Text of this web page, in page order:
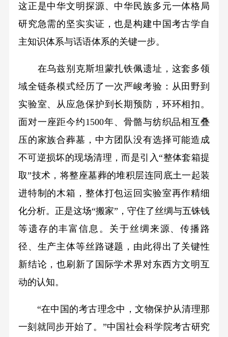
这正是中华文明探源、中华民族多元一体格局
研究急需的坚实实证，也是构建中国考古学自
主知识体系与话语体系的关键一步。
在乌兹别克斯坦蒙扎铁佩遗址，这套多领
域全链条模式经历了一次严峻考验：从田野到
实验室、从应急保护到长期预防，环环相扣。
面对一座距今约1500年、骨骼与纺织品相互叠
压的家族合葬墓，中方团队没有选择可能造成
不可逆损坏的现场清理，而是引入“整体套箱提
取”技术，将整座墓葬的堆积层连同底土一起装
进特制的木箱，整体打包运回实验室再作精细
化分析。正是这场“搬家”，守住了丝绸与五铢钱
等遗存的丰富信息。关于丝绸来源、传播路
径、生产主体等丝路谜题，由此得出了关键性
新结论，也刷新了国际学术界对东西方文明互
动的认知。
“在中国的考古理念中，文物保护从清理那
一刻就同步开始了。”中国社会科学院考古研究